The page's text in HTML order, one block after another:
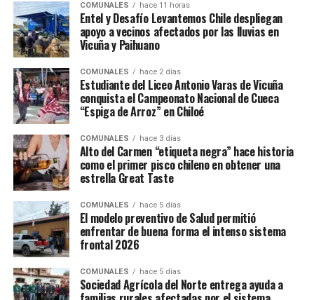
COMUNALES hace 11 horas
Entel y Desafío Levantemos Chile despliegan
apoyo a vecinos afectados por las lluvias en
Vicuña y Paihuano
COMUNALES hace 2 días
Estudiante del Liceo Antonio Varas de Vicuña
conquista el Campeonato Nacional de Cueca
“Espiga de Arroz” en Chiloé
COMUNALES hace 3 días
Alto del Carmen “etiqueta negra” hace historia
como el primer pisco chileno en obtener una
estrella Great Taste
COMUNALES hace 5 días
El modelo preventivo de Salud permitió
enfrentar de buena forma el intenso sistema
frontal 2026
COMUNALES hace 5 días
Sociedad Agrícola del Norte entrega ayuda a